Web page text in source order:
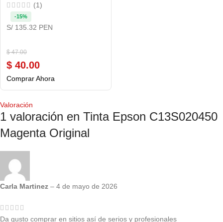
(1)
$47.00
$ 40.00
-15%
S/ 135.32 PEN
Comprar Ahora
Valoración
1 valoración en Tinta Epson C13S020450
Magenta Original
Carla Martinez – 4 de mayo de 2026
Da gusto comprar en sitios así de serios y profesionales